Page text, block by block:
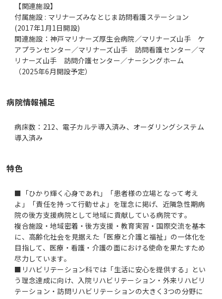
【関連施設】
付属施設 : マリナーズみなとじま訪問看護ステーション
(2017年1月1日開設)
関連施設：神戸マリナーズ厚生会病院／マリナーズ山手 ケ
アプランセンター／マリナーズ山手 訪問看護センター／マ
リナーズ山手 訪問介護センター／ナーシングホーム
（2025年6月開設予定）
病院情報補足
病床数：212、電子カルテ導入済み、オーダリングシステム
導入済み
特色
■「ひかり輝く心身であれ」「患者様の立場となって考え
よ」「責任を持って行動せよ」を理念に掲げ、近隣急性期病
院の後方支援病院として地域に貢献している病院です。
複合施設・地域密着・後方支援・教育実習・国際交流を基本
に、高齢化社会を見据えた「医療と介護と福祉」の一体化を
目指して、医療・看護・介護の面における使命を果たすため
尽力しています。
■リハビリテーション科では「生活に安心を提供する」とい
う理念達成に向け、入院リハビリテーション・外来リハビリ
テーション・訪問リハビリテーションの大きく3つの分野に